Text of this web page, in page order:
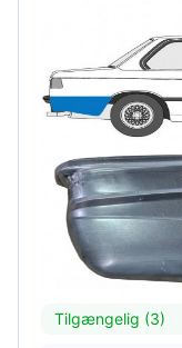
Tilgængelig (3)